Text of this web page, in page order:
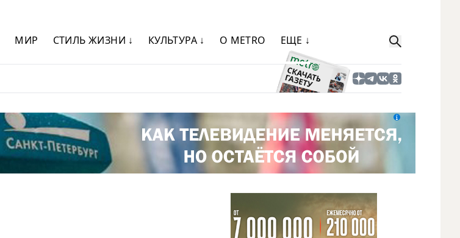
МИР СТИЛЬ ЖИЗНИ ↓ КУЛЬТУРА ↓ О METRO ЕЩЕ ↓